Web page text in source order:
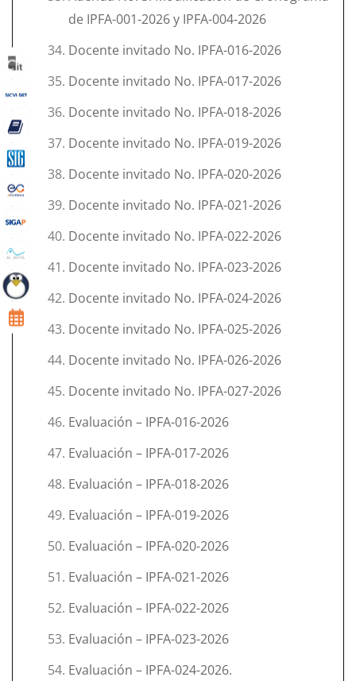
de IPFA-001-2026 y IPFA-004-2026
Docente invitado No. IPFA-016-2026
Docente invitado No. IPFA-017-2026
Docente invitado No. IPFA-018-2026
Docente invitado No. IPFA-019-2026
Docente invitado No. IPFA-020-2026
Docente invitado No. IPFA-021-2026
Docente invitado No. IPFA-022-2026
Docente invitado No. IPFA-023-2026
Docente invitado No. IPFA-024-2026
Docente invitado No. IPFA-025-2026
Docente invitado No. IPFA-026-2026
Docente invitado No. IPFA-027-2026
Evaluación – IPFA-016-2026
Evaluación – IPFA-017-2026
Evaluación – IPFA-018-2026
Evaluación – IPFA-019-2026
Evaluación – IPFA-020-2026
Evaluación – IPFA-021-2026
Evaluación – IPFA-022-2026
Evaluación – IPFA-023-2026
Evaluación – IPFA-024-2026.